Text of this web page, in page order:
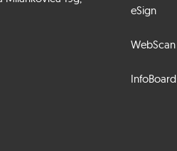
eSign
WebScan
InfoBoard